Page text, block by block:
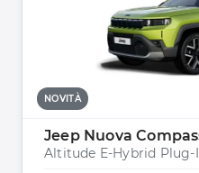
NOVITÀ
Jeep Nuova
Altitude E-Hybrid Plug-